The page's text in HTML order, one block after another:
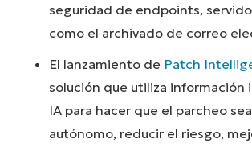
seguridad de endpoints,
como el archivado de correo
El lanzamiento de Patch
solución que utiliza información
IA para hacer que el parcheo
autónomo, reducir el riesgo,